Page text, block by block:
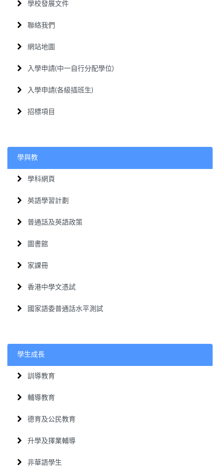
學校發展文件
聯絡我們
網站地圖
入學申請(中一自行分配學位)
入學申請(各級插班生)
招標項目
學與教
學科網頁
英語學習計劃
普通話及英語政策
圖書館
家課冊
香港中學文憑試
國家語委普通話水平測試
學生成長
訓導教育
輔導教育
德育及公民教育
升學及擇業輔導
非華語學生